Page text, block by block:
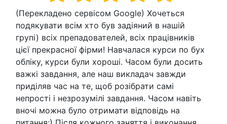
(Перекладено сервісом Google) Хочеться
подякувати всім хто був задіяний в нашій
групі) всіх препадователей, всіх працівників
цієї прекрасної фірми! Навчалася курси по бух
обліку, курси були хороші. Часом були досить
важкі завдання, але наш викладач завжди
приділяв час на те, щоб розібрати самі
непрості і незрозумілі завдання. Часом навіть
вночі можна було отримати відповідь на